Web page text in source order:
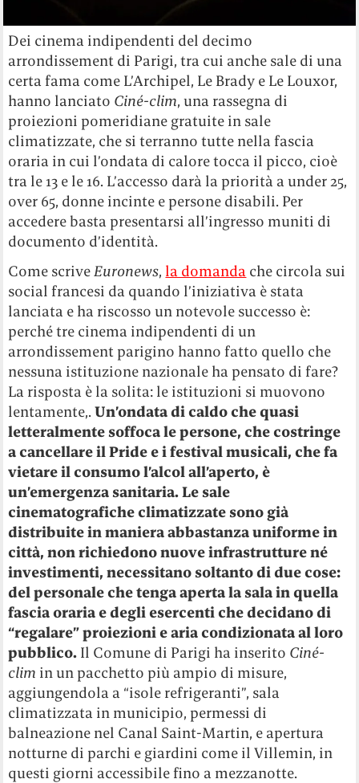
Dei cinema indipendenti del decimo
arrondissement di Parigi, tra cui anche sale di una
certa fama come L’Archipel, Le Brady e Le Louxor,
hanno lanciato Ciné-clim, una rassegna di
proiezioni pomeridiane gratuite in sale
climatizzate, che si terranno tutte nella fascia
oraria in cui l’ondata di calore tocca il picco, cioè
tra le 13 e le 16. L’accesso darà la priorità a under 25,
over 65, donne incinte e persone disabili. Per
accedere basta presentarsi all’ingresso muniti di
documento d’identità.
Come scriveEuronews, la domanda che circola sui
social francesi da quando l’iniziativa è stata
lanciata e ha riscosso un notevole successo è:
perché tre cinema indipendenti di un
arrondissement parigino hanno fatto quello che
nessuna istituzione nazionale ha pensato di fare?
La risposta è la solita: le istituzioni si muovono
lentamente,.Un’ondata di caldo che quasi
letteralmente soffoca le persone, che costringe
a cancellare il Pride e i festival musicali, che fa
vietare il consumo l’alcol all’aperto, è
un’emergenza sanitaria. Le sale
cinematografiche climatizzate sono già
distribuite in maniera abbastanza uniforme in
città, non richiedono nuove infrastrutture né
investimenti, necessitano soltanto di due cose:
del personale che tenga aperta la sala in quella
fascia oraria e degli esercenti che decidano di
“regalare” proiezioni e aria condizionata al loro
pubblico. Il Comune di Parigi ha inserito Ciné-
clim in un pacchetto più ampio di misure,
aggiungendola a “isole refrigeranti”, sala
climatizzata in municipio, permessi di
balneazione nel Canal Saint-Martin, e apertura
notturne di parchi e giardini come il Villemin, in
questi giorni accessibile fino a mezzanotte.